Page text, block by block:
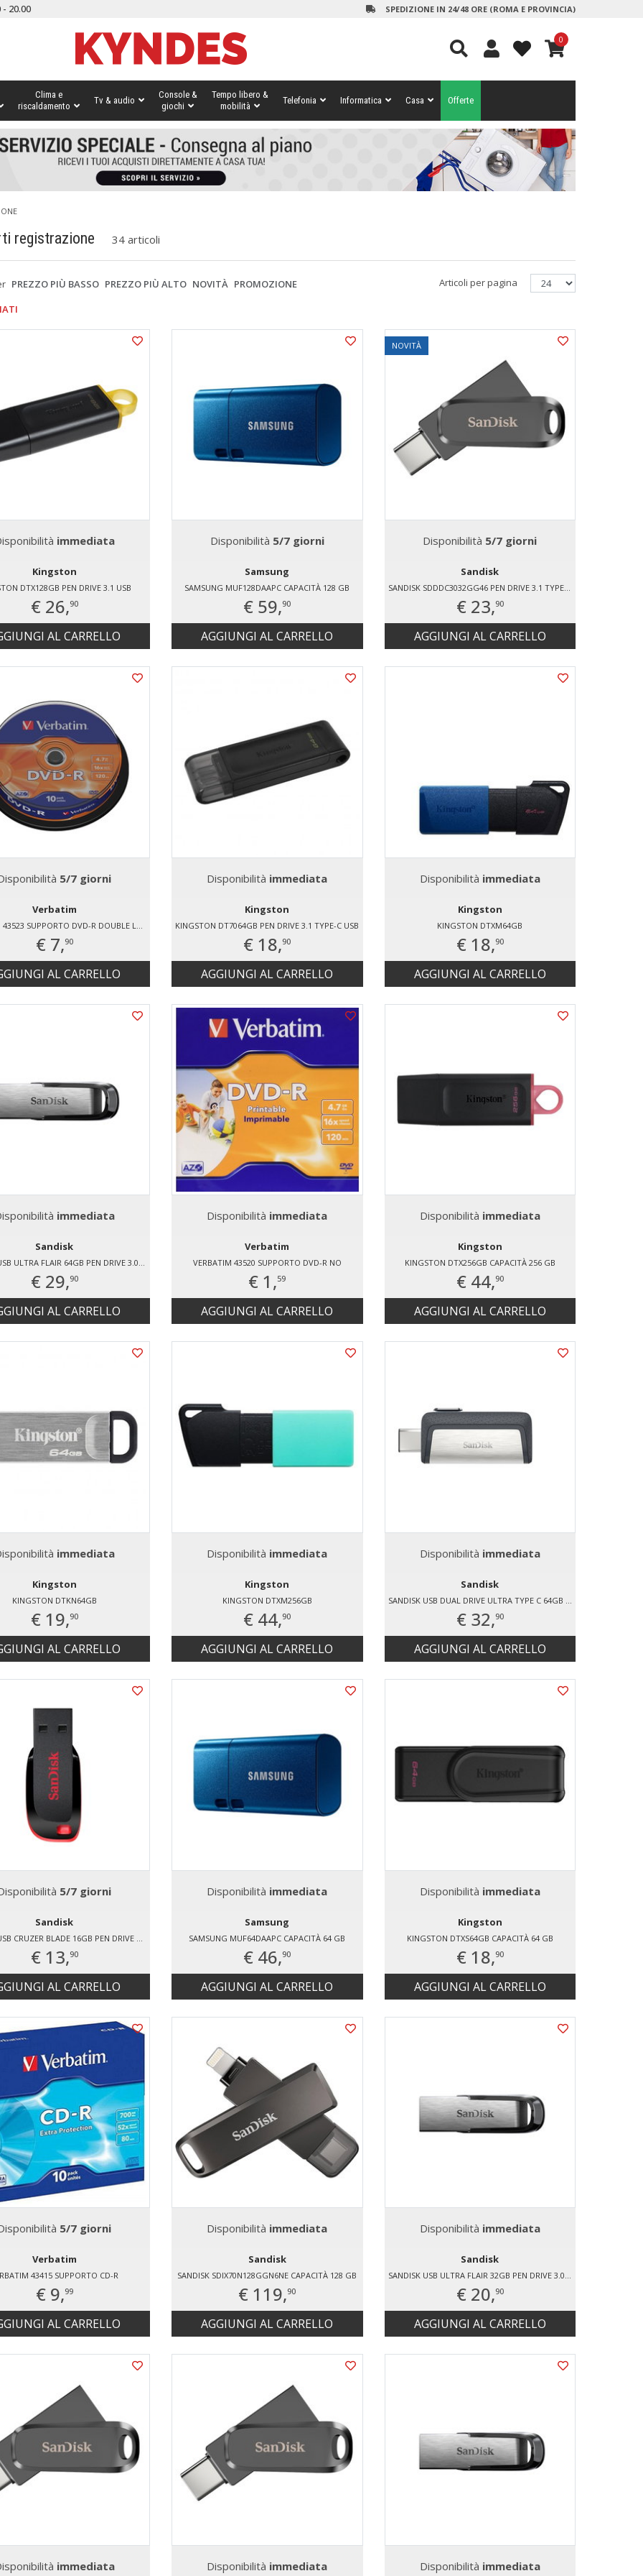
20.00 SPEDIZIONE IN 24/48 ORE (ROMA E PROVINCIA)
0
Clima e
riscaldamento
Tv & audio
Console &
giochi
Tempo libero &
mobilità
Telefonia Informatica Casa Offerte
registrazione 34 articoli
PREZZO PIÙ BASSO PREZZO PIÙ ALTO NOVITÀ PROMOZIONE
Articoli per pagina
immediata
Kingston
DTX128GB PEN DRIVE 3.1 USB
€ 26,90
AL CARRELLO
Disponibilità 5/7 giorni
Samsung
SAMSUNG MUF128DAAPC CAPACITÀ 128 GB
€ 59,90
AGGIUNGI AL CARRELLO
NOVITÀ
Disponibilità 5/7 giorni
Sandisk
SANDISK SDDDC3032GG46 PEN DRIVE 3.1 TYPE-C USB
€ 23,90
AGGIUNGI AL CARRELLO
5/7 giorni
Verbatim
€ 7,90
AL CARRELLO
Disponibilità immediata
Kingston
KINGSTON DT7064GB PEN DRIVE 3.1 TYPE-C USB
€ 18,90
AGGIUNGI AL CARRELLO
Disponibilità immediata
Kingston
KINGSTON DTXM64GB
€ 18,90
AGGIUNGI AL CARRELLO
immediata
Sandisk
SANDISK USB ULTRA FLAIR 64GB PEN DRIVE 3.0 USB
€ 29,90
AL CARRELLO
Disponibilità immediata
Verbatim
VERBATIM 43520 SUPPORTO DVD-R NO
€ 1,59
AGGIUNGI AL CARRELLO
Disponibilità immediata
Kingston
KINGSTON DTX256GB CAPACITÀ 256 GB
€ 44,90
AGGIUNGI AL CARRELLO
immediata
Kingston
KINGSTON DTKN64GB
€ 19,90
AL CARRELLO
Disponibilità immediata
Kingston
KINGSTON DTXM256GB
€ 44,90
AGGIUNGI AL CARRELLO
Disponibilità immediata
Sandisk
SANDISK USB DUAL DRIVE ULTRA TYPE C 64GB PEN DRIVE 3.1 TYPE-C USB
€ 32,90
AGGIUNGI AL CARRELLO
5/7 giorni
Sandisk
€ 13,90
AL CARRELLO
Disponibilità immediata
Samsung
SAMSUNG MUF64DAAPC CAPACITÀ 64 GB
€ 46,90
AGGIUNGI AL CARRELLO
Disponibilità immediata
Kingston
KINGSTON DTXS64GB CAPACITÀ 64 GB
€ 18,90
AGGIUNGI AL CARRELLO
5/7 giorni
Verbatim
43415 SUPPORTO CD-R
€ 9,99
AL CARRELLO
Disponibilità immediata
Sandisk
SANDISK SDIX70N128GGN6NE CAPACITÀ 128 GB
€ 119,90
AGGIUNGI AL CARRELLO
Disponibilità immediata
Sandisk
SANDISK USB ULTRA FLAIR 32GB PEN DRIVE 3.0 USB
€ 20,90
AGGIUNGI AL CARRELLO
immediata Disponibilità immediata Disponibilità immediata